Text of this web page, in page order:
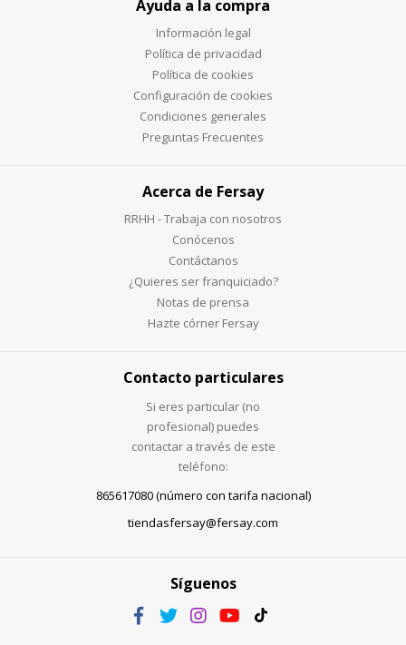
Ayuda a la compra
Información legal
Política de privacidad
Política de cookies
Configuración de cookies
Condiciones generales
Preguntas Frecuentes
Acerca de Fersay
RRHH - Trabaja con nosotros
Conócenos
Contáctanos
¿Quieres ser franquiciado?
Notas de prensa
Hazte córner Fersay
Contacto particulares
Si eres particular (no
profesional) puedes
contactar a través de este
teléfono:
865617080 (número con tarifa nacional)
tiendasfersay@fersay.com
Síguenos